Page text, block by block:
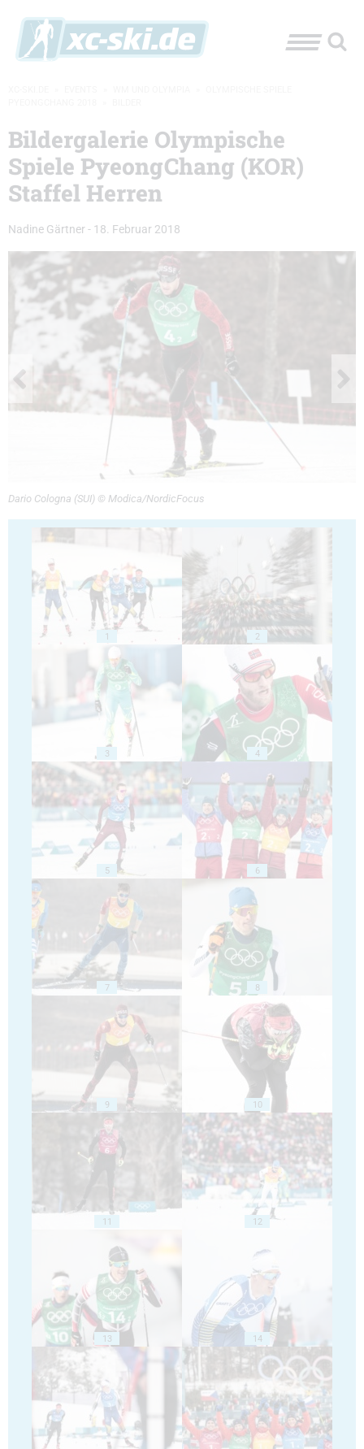
Bildergalerie Olympische
Spiele PyeongChang (KOR)
Staffel Herren
Nadine Gärtner - 18. Februar 2018
Dario Cologna (SUI) © Modica/NordicFocus
1 2
3 4
5 6
7 8
9 10
11 12
13 14